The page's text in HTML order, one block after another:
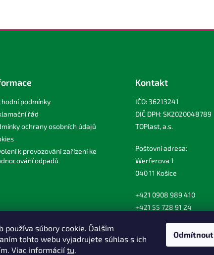
používa súbory cookie. Ďalším
tohto webu vyjadrujete súhlas s ich
Viac informáciítu.
Odmítnout
podmínky
řád
ochrany osobních údajů
k provozování zařízení ke
odpadů
Kontakt
IČO: 36213241
DIČ DPH: SK2020048789
TOPlast, a.s.
Poštovní adresa:
Werferova 1
040 11 Košice
+421 0908 989 410
+421 55 728 91 24